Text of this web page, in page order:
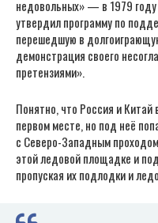
недовольных» — в 1979
утвердил программу по
перешедшую в
демонстрация своего
претензиями».
Понятно, что Россия и Китай
первом месте, но под неё
с Северо-Западным
этой ледовой площадке и
пропуская их подлодки и